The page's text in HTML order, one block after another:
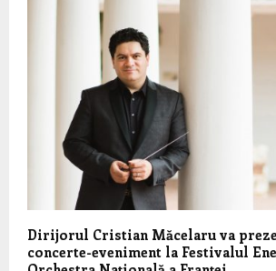
Dirijorul Cristian Măcelaru va
concerte-eveniment la Festivalul